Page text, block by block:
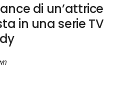
di un’attrice
in una serie TV